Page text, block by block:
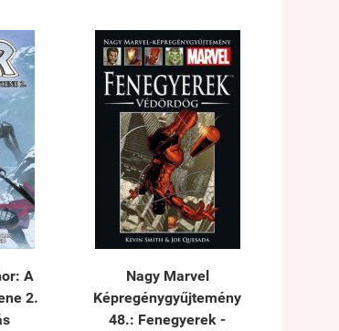
A
2.
Nagy Marvel
Képregénygyűjtemény
48.: Fenegyerek -